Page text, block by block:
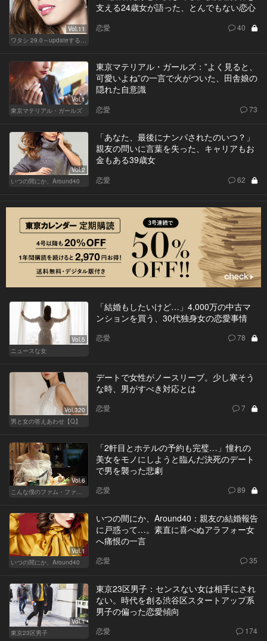
Vol.11
ワタシ 29.0～updateする女～
支える24歳女が語った、とんでもない恋心
恋愛 40
Vol.1
東京マテリアル・ガールズ
東京マテリアル・ガールズ：”よく見ると、
可愛いよね”の一言で火がついた、田舎娘の
隠れた自意識
恋愛 73
Vol.2
いつの間にか、Around40
「あなた、最後にナンパされたのいつ？」
親友の問いに言葉を失った、キャリアもお
金もある39歳女
恋愛 62
Vol.5
ニュースな女
「結婚もしたいけど…」4,000万の中古マ
ンションを買う、30代独身女の恋愛事情
恋愛 78
Vol.320
男と女の答えあわせ【Q】
デートで女性がノースリーブ。少し寒そう
な時、男がすべき対応とは
恋愛 7
Vol.6
こんな僕のファム・ファタル
「2軒目とホテルの予約も完璧…」憧れの
美女をモノにしようと臨んだ決死のデート
で男を襲った悲劇
恋愛 89
Vol.1
いつの間にか、Around40
いつの間にか、Around40：親友の結婚報告
に戸惑って…。素直に喜べぬアラフォー女
へ痛恨の一言
恋愛 35
Vol.1
東京23区男子
東京23区男子：センスない女は相手にされ
ない。時代を創る渋谷区スタートアップ系
男子の偏った恋愛傾向
恋愛 174